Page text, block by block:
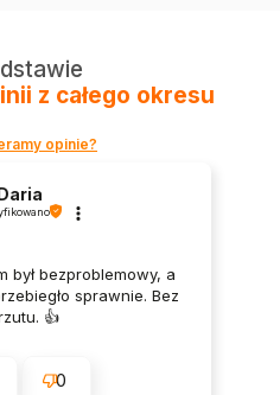
z całego okresu
opinie?
był bezproblemowy, a
sprawnie. Bez
👍️
0